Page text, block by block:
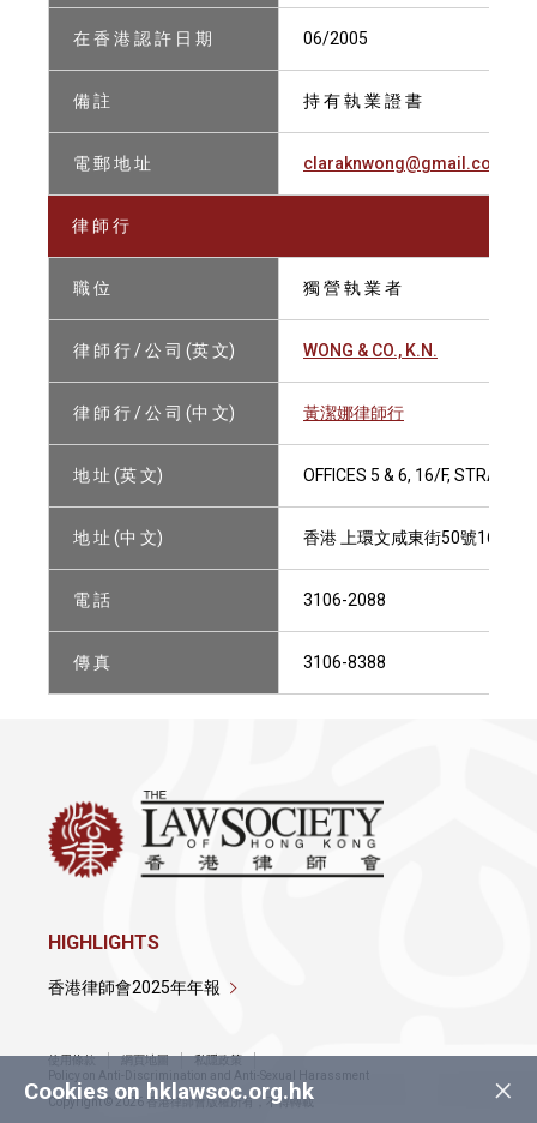
在 香 港 認 許 日 期 06/2005
備 註 持 有 執 業 證 書
電 郵 地 址 claraknwong@gmail.com
律 師 行
職 位 獨 營 執 業 者
律 師 行 / 公 司 (英 文) WONG & CO., K.N.
律 師 行 / 公 司 (中 文) 黃潔娜律師行
地 址 (英 文) OFFICES 5 & 6, 16/F, STRAND
地 址 (中 文) 香港 上環文咸東街50號16樓5
電 話 3106-2088
傳 真 3106-8388
×
Cookies on hklawsoc.org.hk
HIGHLIGHTS
香港律師會2025年年報
使用條款 網頁地圖
私隱政策
Policy on Anti-Discrimination and Anti-Sexual Harassment
Copyright © 2026 香港律師會版權所有，不得轉載